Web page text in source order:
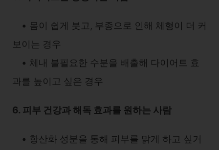
• 몸이 쉽게 붓고, 부종으로 인해 체형이 더 커
보이는 경우
• 체내 불필요한 수분을 배출해 다이어트 효
과를 높이고 싶은 경우
6. 피부 건강과 해독 효과를 원하는 사람
• 항산화 성분을 통해 피부를 맑게 하고 싶거